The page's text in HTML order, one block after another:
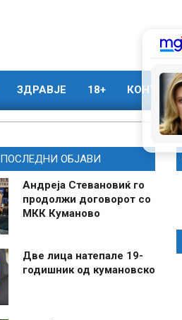
ЗДРАВЈЕ 18+ КОНТАКТ
ПОСЛЕДНИ ОБЈАВИ
Андреја Стевановиќ го
продолжи договорот со
МКК Куманово
Две лица натепале 19-
годишник од кумановско